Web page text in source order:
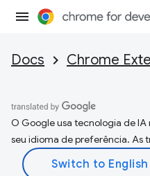
Docs Chrome
O Google usa tecnologia de
seu idioma de preferência. As